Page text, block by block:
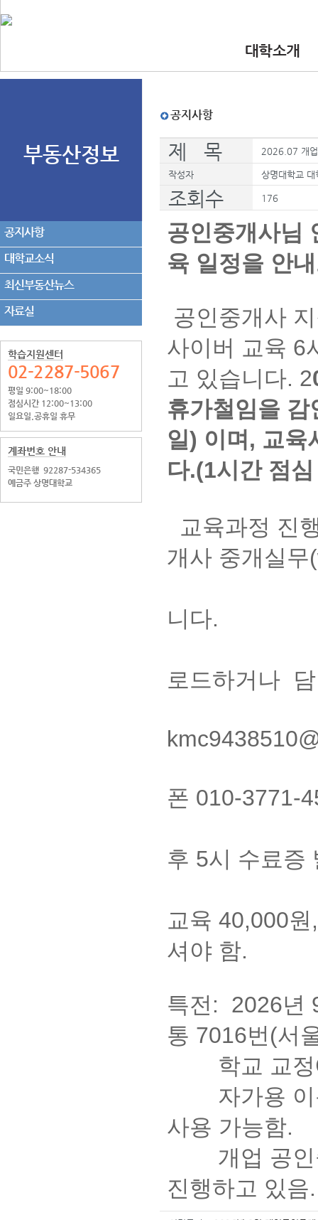
대학소개
•인사말
부동산정보
공지사항
대학교소식
최신부동산뉴스
자료실
학습지원센터
02-2287-5067
평일 9:00~18:00
점심시간 12:00~13:00
일요일.공휴일 휴무
계좌번호 안내
국민은행 92287-534365
예금주 상명대학교
공지사항
제 목 2026.07 개업
작성자 상명대학교 대
조회수 176
공인중개사님
육 일정을 안
공인중개사
사이버 교육 6
고 있습니다. 2
휴가철임을
일) 이며, 교육
다.(1시간 점
교육과정 진
개사 중개실
니다.
로드하거나
폰 010-3771-
후 5시 수료증
교육 40,000
셔야 함.
특전: 2026년
통 7016번(서
학교 교정
자가용 이용
사용 가능함.
개업 공인중
진행하고 있